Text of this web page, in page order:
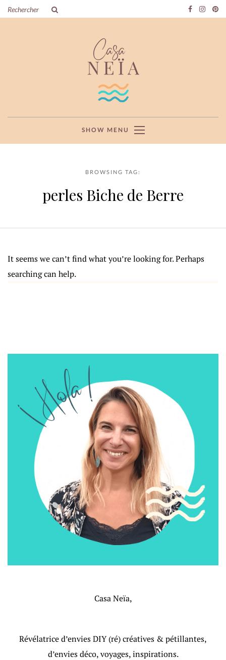
SHOW MENU
BROWSING TAG:
perles Biche de Berre
It seems we can’t find what you’re looking for. Perhaps
searching can help.
Casa Neïa,
Révélatrice d’envies DIY (ré) créatives & pétillantes,
d’envies déco, voyages, inspirations.